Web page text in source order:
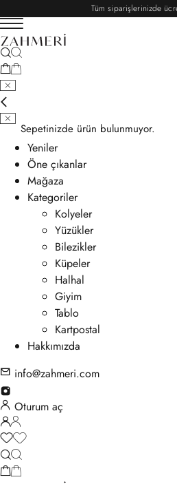
Tüm siparişlerinizde
Sepetinizde ürün bulunmuyor.
Yeniler
Öne çıkanlar
Mağaza
Kategoriler
Kolyeler
Yüzükler
Bilezikler
Küpeler
Halhal
Giyim
Tablo
Kartpostal
Hakkımızda
info@zahmeri.com
Oturum aç